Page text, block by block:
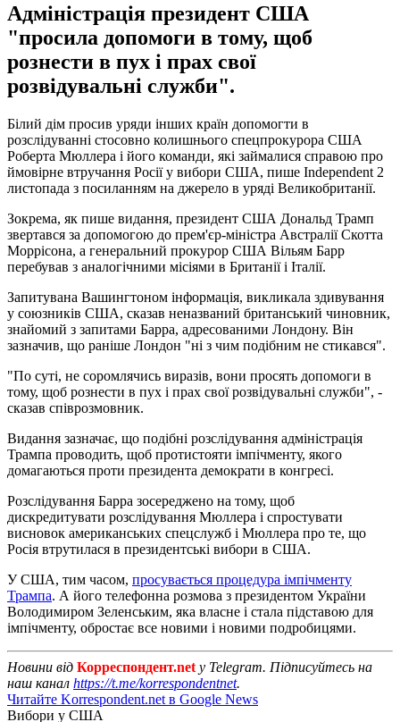
Адміністрація президент США
"просила допомоги в тому, щоб
рознести в пух і прах свої
розвідувальні служби".
Білий дім просив уряди інших країн допомогти в
розслідуванні стосовно колишнього спецпрокурора США
Роберта Мюллера і його команди, які займалися справою про
ймовірне втручання Росії у вибори США, пише Independent 2
листопада з посиланням на джерело в уряді Великобританії.
Зокрема, як пише видання, президент США Дональд Трамп
звертався за допомогою до прем'єр-міністра Австралії Скотта
Моррісона, а генеральний прокурор США Вільям Барр
перебував з аналогічними місіями в Британії і Італії.
Запитувана Вашингтоном інформація, викликала здивування
у союзників США, сказав неназваний британський чиновник,
знайомий з запитами Барра, адресованими Лондону. Він
зазначив, що раніше Лондон "ні з чим подібним не стикався".
"По суті, не соромлячись виразів, вони просять допомоги в
тому, щоб рознести в пух і прах свої розвідувальні служби", -
сказав співрозмовник.
Видання зазначає, що подібні розслідування адміністрація
Трампа проводить, щоб протистояти імпічменту, якого
домагаються проти президента демократи в конгресі.
Розслідування Барра зосереджено на тому, щоб
дискредитувати розслідування Мюллера і спростувати
висновок американських спецслужб і Мюллера про те, що
Росія втрутилася в президентські вибори в США.
У США, тим часом, просувається процедура імпічменту
Трампа. А його телефонна розмова з президентом України
Володимиром Зеленським, яка власне і стала підставою для
імпічменту, обростає все новими і новими подробицями.
Новини від Корреспондент.net у Telegram. Підписуйтесь на
наш канал https://t.me/korrespondentnet.
Читайте Korrespondent.net в Google News
Вибори у США